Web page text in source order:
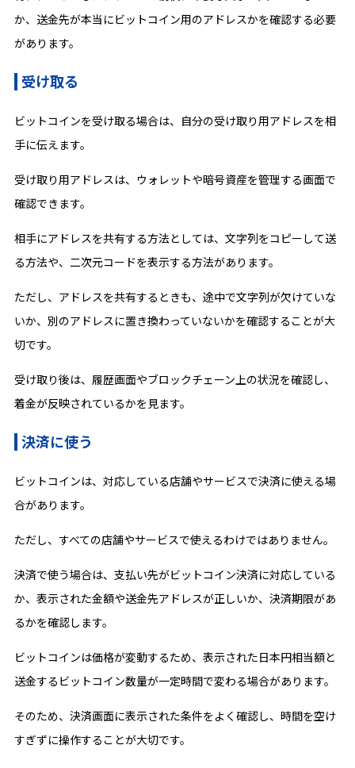
か、送金先が本当にビットコイン用のアドレスかを確認する必要
があります。
受け取る
ビットコインを受け取る場合は、自分の受け取り用アドレスを相
手に伝えます。
受け取り用アドレスは、ウォレットや暗号資産を管理する画面で
確認できます。
相手にアドレスを共有する方法としては、文字列をコピーして送
る方法や、二次元コードを表示する方法があります。
ただし、アドレスを共有するときも、途中で文字列が欠けていな
いか、別のアドレスに置き換わっていないかを確認することが大
切です。
受け取り後は、履歴画面やブロックチェーン上の状況を確認し、
着金が反映されているかを見ます。
決済に使う
ビットコインは、対応している店舗やサービスで決済に使える場
合があります。
ただし、すべての店舗やサービスで使えるわけではありません。
決済で使う場合は、支払い先がビットコイン決済に対応している
か、表示された金額や送金先アドレスが正しいか、決済期限があ
るかを確認します。
ビットコインは価格が変動するため、表示された日本円相当額と
送金するビットコイン数量が一定時間で変わる場合があります。
そのため、決済画面に表示された条件をよく確認し、時間を空け
すぎずに操作することが大切です。